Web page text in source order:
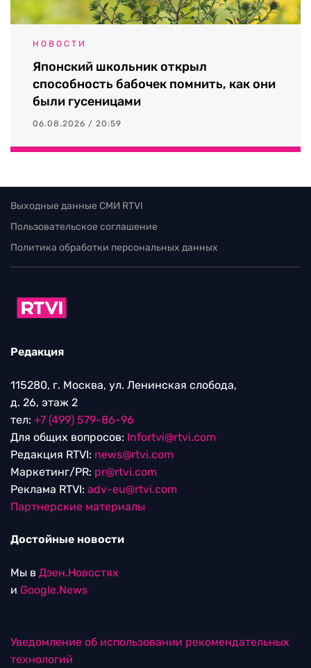
НОВОСТИ
Японский школьник открыл
способность бабочек помнить, как они
были гусеницами
06.08.2026 / 20:59
Выходные данные СМИ RTVI
Пользовательское соглашение
Политика обработки персональных данных
Редакция
115280, г. Москва, ул. Ленинская слобода,
д. 26, этаж 2
тел: +7 (499) 579-86-96
Для общих вопросов: Infortvi@rtvi.com
Редакция RTVI: news@rtvi.com
Маркетинг/PR: pr@rtvi.com
Реклама RTVI: adv-eu@rtvi.com
Партнерские материалы
Достойные новости
Мы в Дзен.Новостях
и Google.News
Уведомление об использовании рекомендательных
технологий